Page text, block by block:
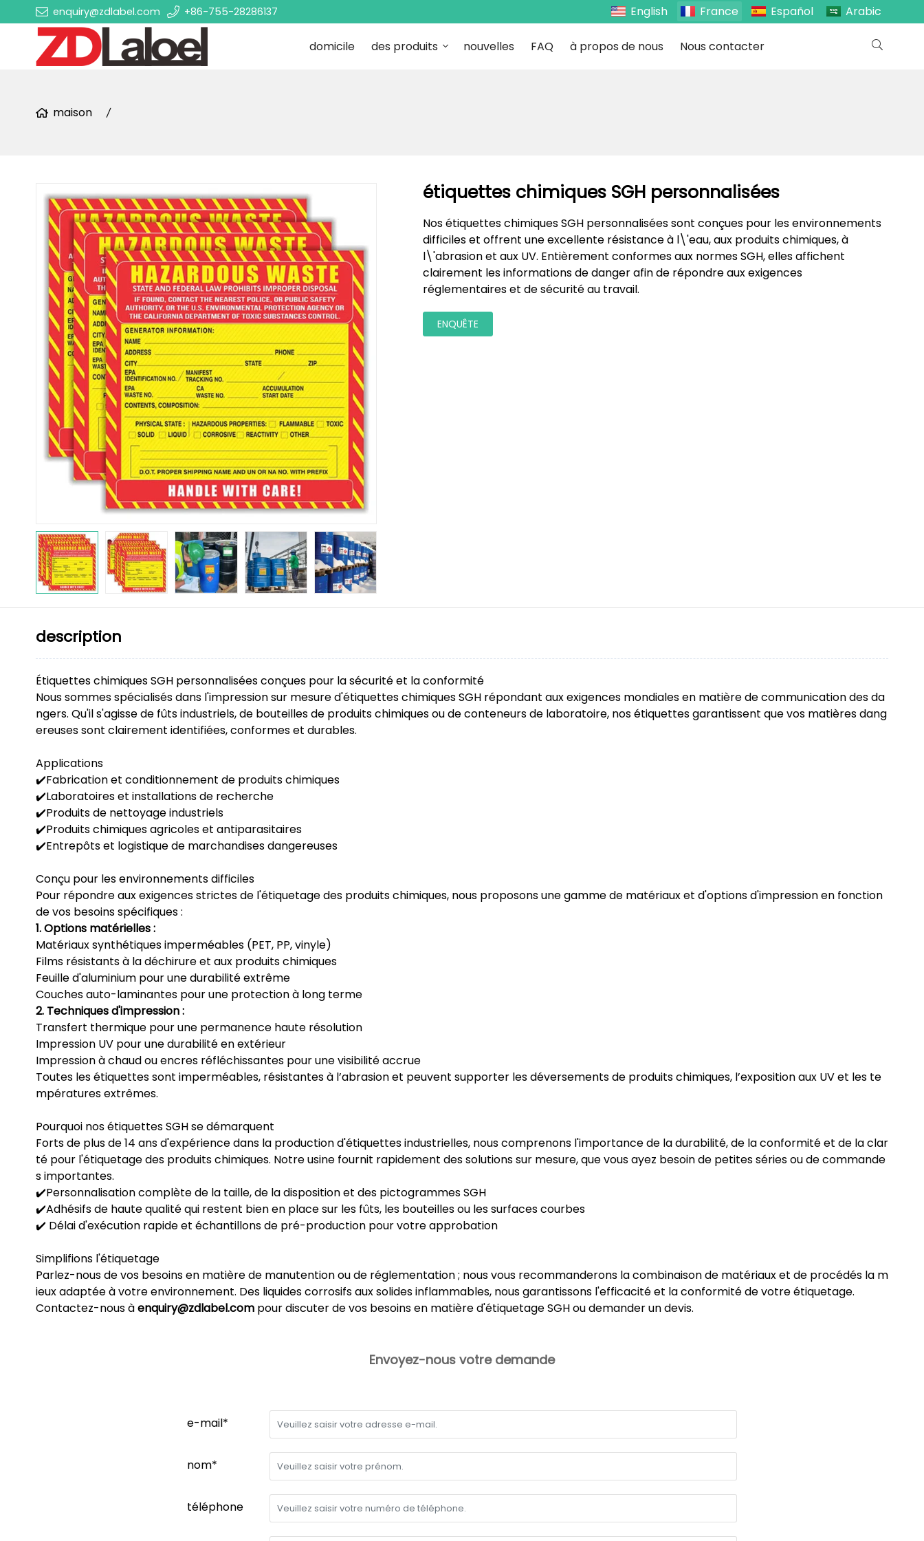
enquiry@zdlabel.com +86-755-28286137 English France Español Arabic
domicile des produits nouvelles FAQ à propos de nous Nous contacter
maison
étiquettes chimiques SGH personnalisées
Nos étiquettes chimiques SGH personnalisées sont conçues pour les environnements
difficiles et offrent une excellente résistance à l\'eau, aux produits chimiques, à
l\'abrasion et aux UV. Entièrement conformes aux normes SGH, elles affichent
clairement les informations de danger afin de répondre aux exigences
réglementaires et de sécurité au travail.
ENQUÊTE
description
Étiquettes chimiques SGH personnalisées conçues pour la sécurité et la conformité
Nous sommes spécialisés dans l'impression sur mesure d'étiquettes chimiques SGH répondant aux exigences mondiales en matière de communication des da
ngers. Qu'il s'agisse de fûts industriels, de bouteilles de produits chimiques ou de conteneurs de laboratoire, nos étiquettes garantissent que vos matières dang
ereuses sont clairement identifiées, conformes et durables.
Applications
✔️Fabrication et conditionnement de produits chimiques
✔️Laboratoires et installations de recherche
✔️Produits de nettoyage industriels
✔️Produits chimiques agricoles et antiparasitaires
✔️Entrepôts et logistique de marchandises dangereuses
Conçu pour les environnements difficiles
Pour répondre aux exigences strictes de l'étiquetage des produits chimiques, nous proposons une gamme de matériaux et d'options d'impression en fonction
de vos besoins spécifiques :
1. Options matérielles :
Matériaux synthétiques imperméables (PET, PP, vinyle)
Films résistants à la déchirure et aux produits chimiques
Feuille d'aluminium pour une durabilité extrême
Couches auto-laminantes pour une protection à long terme
2. Techniques d'impression :
Transfert thermique pour une permanence haute résolution
Impression UV pour une durabilité en extérieur
Impression à chaud ou encres réfléchissantes pour une visibilité accrue
Toutes les étiquettes sont imperméables, résistantes à l’abrasion et peuvent supporter les déversements de produits chimiques, l’exposition aux UV et les te
mpératures extrêmes.
Pourquoi nos étiquettes SGH se démarquent
Forts de plus de 14 ans d'expérience dans la production d'étiquettes industrielles, nous comprenons l'importance de la durabilité, de la conformité et de la clar
té pour l'étiquetage des produits chimiques. Notre usine fournit rapidement des solutions sur mesure, que vous ayez besoin de petites séries ou de commande
s importantes.
✔️Personnalisation complète de la taille, de la disposition et des pictogrammes SGH
✔️Adhésifs de haute qualité qui restent bien en place sur les fûts, les bouteilles ou les surfaces courbes
✔️ Délai d'exécution rapide et échantillons de pré-production pour votre approbation
Simplifions l'étiquetage
Parlez-nous de vos besoins en matière de manutention ou de réglementation ; nous vous recommanderons la combinaison de matériaux et de procédés la m
ieux adaptée à votre environnement. Des liquides corrosifs aux solides inflammables, nous garantissons l'efficacité et la conformité de votre étiquetage.
Contactez-nous àenquiry@zdlabel.com pour discuter de vos besoins en matière d'étiquetage SGH ou demander un devis.
Envoyez-nous votre demande
e-mail*
nom*
téléphone